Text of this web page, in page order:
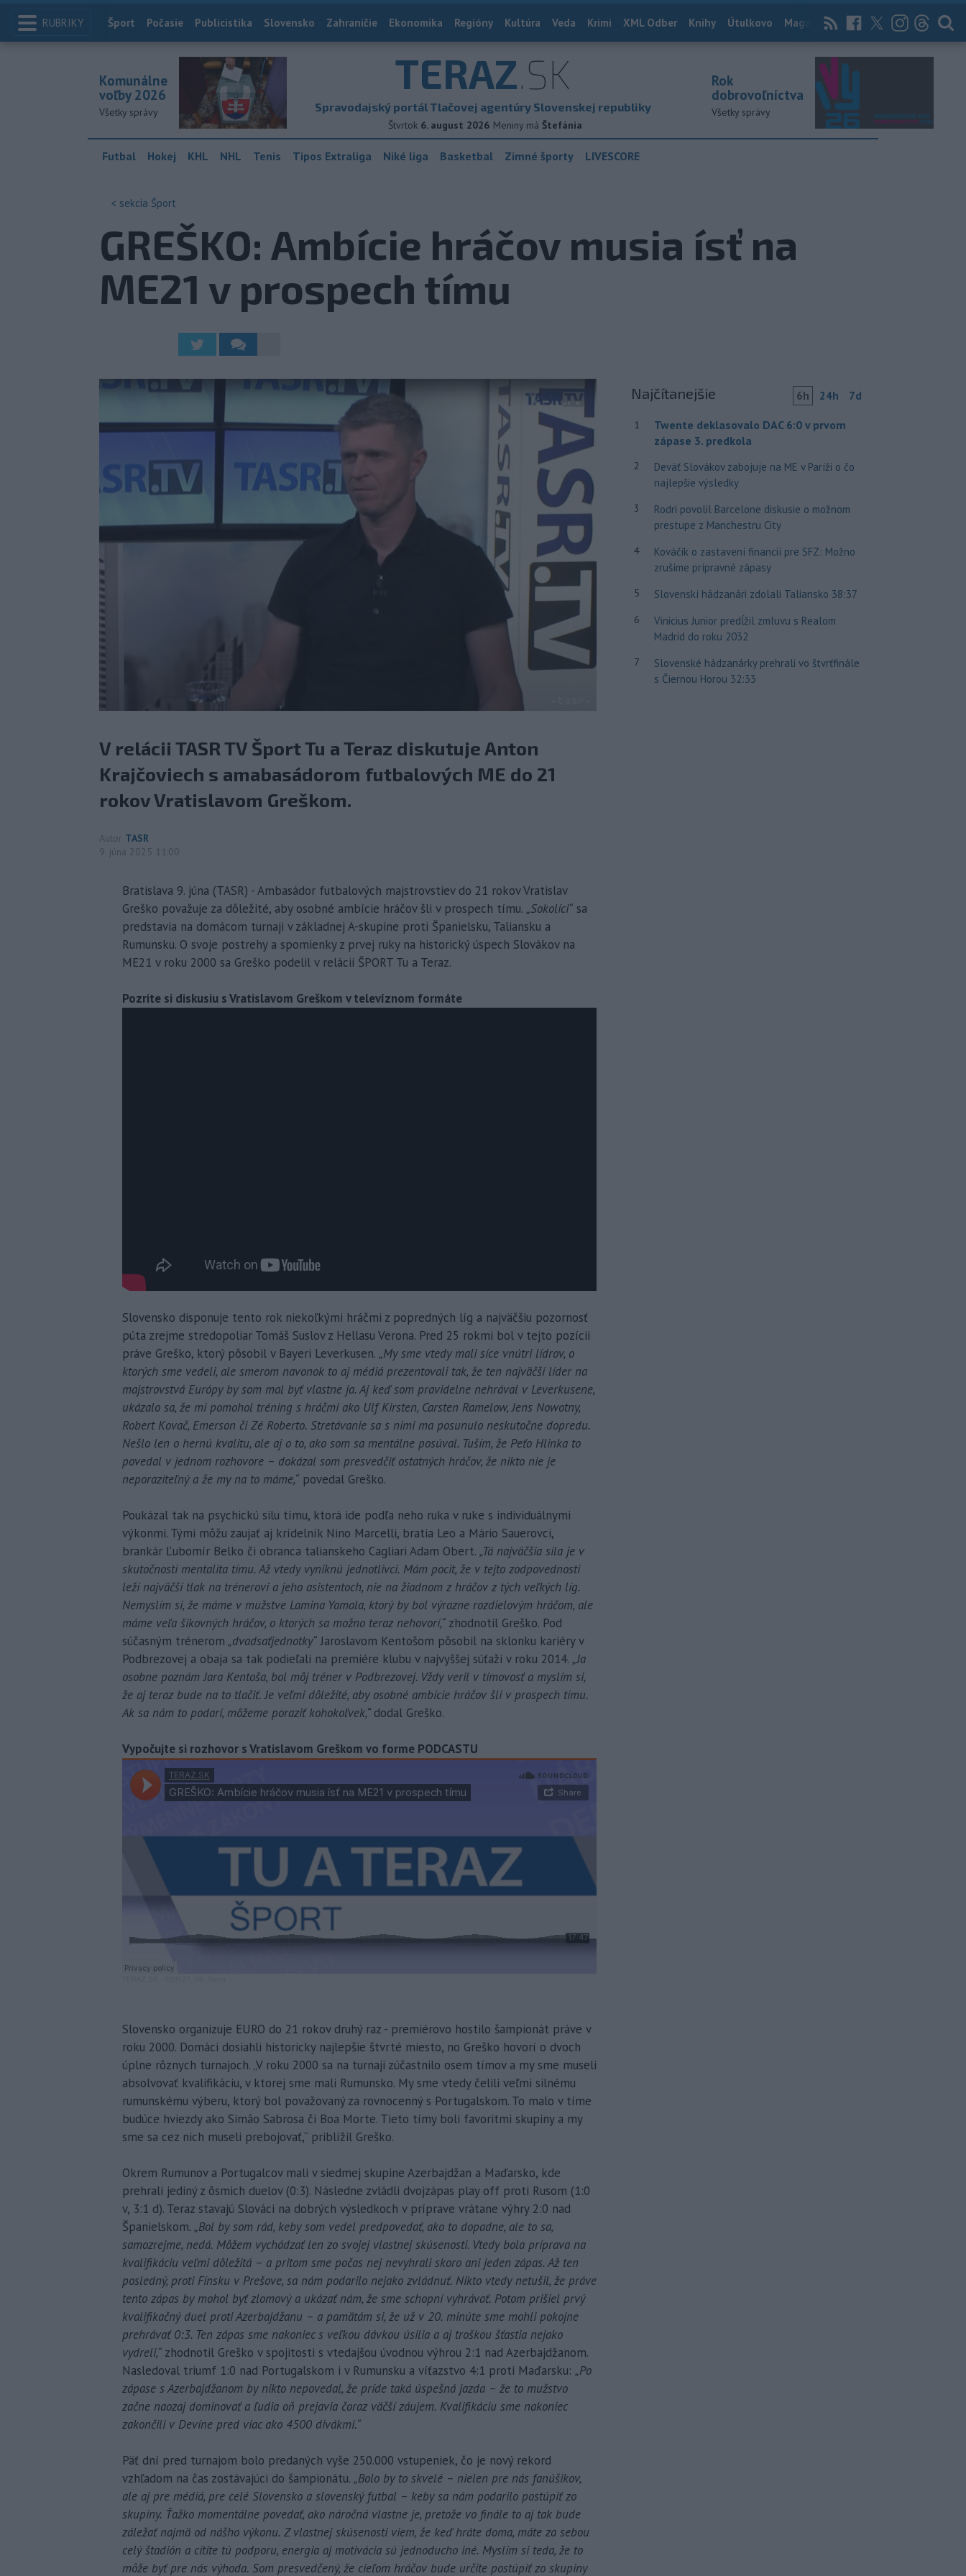
RUBRIKY Index
Šport Počasie Publicistika Slovensko Zahraničie Ekonomika Regióny Kultúra Veda Krimi XML Odber Knihy Útulkovo Magazín News Now Archív
TERAZ.SK
Spravodajský portál Tlačovej agentúry Slovenskej republiky
Štvrtok 6. august 2026 Meniny má Štefánia
Komunálne
voľby 2026
Všetky správy
Rok
dobrovoľníctva
Všetky správy
Futbal Hokej KHL NHL Tenis Tipos Extraliga Niké liga Basketbal Zimné športy LIVESCORE
< sekcia Šport
GREŠKO: Ambície hráčov musia ísť na
ME21 v prospech tímu
V relácii TASR TV Šport Tu a Teraz diskutuje Anton
Krajčoviech s amabasádorom futbalových ME do 21
rokov Vratislavom Greškom.
Autor TASR
9. júna 2025 11:00
Bratislava 9. júna (TASR) - Ambasádor futbalových majstrovstiev do 21 rokov Vratislav
Greško považuje za dôležité, aby osobné ambície hráčov šli v prospech tímu. „Sokolíci“ sa
predstavia na domácom turnaji v základnej A-skupine proti Španielsku, Taliansku a
Rumunsku. O svoje postrehy a spomienky z prvej ruky na historický úspech Slovákov na
ME21 v roku 2000 sa Greško podelil v relácii ŠPORT Tu a Teraz.
Pozrite si diskusiu s Vratislavom Greškom v televíznom formáte
Slovensko disponuje tento rok niekoľkými hráčmi z popredných líg a najväčšiu pozornosť
púta zrejme stredopoliar Tomáš Suslov z Hellasu Verona. Pred 25 rokmi bol v tejto pozícii
práve Greško, ktorý pôsobil v Bayeri Leverkusen. „My sme vtedy mali síce vnútri lídrov, o
ktorých sme vedeli, ale smerom navonok to aj médiá prezentovali tak, že ten najväčší líder na
majstrovstvá Európy by som mal byť vlastne ja. Aj keď som pravidelne nehrával v Leverkusene,
ukázalo sa, že mi pomohol tréning s hráčmi ako Ulf Kirsten, Carsten Ramelow, Jens Nowotny,
Robert Kovač, Emerson či Zé Roberto. Stretávanie sa s nimi ma posunulo neskutočne dopredu.
Nešlo len o hernú kvalitu, ale aj o to, ako som sa mentálne posúval. Tuším, že Peťo Hlinka to
povedal v jednom rozhovore – dokázal som presvedčiť ostatných hráčov, že nikto nie je
neporaziteľný a že my na to máme,“ povedal Greško.
Poukázal tak na psychickú silu tímu, ktorá ide podľa neho ruka v ruke s individuálnymi
výkonmi. Tými môžu zaujať aj krídelník Nino Marcelli, bratia Leo a Mário Sauerovci,
brankár Ľubomír Belko či obranca talianskeho Cagliari Adam Obert. „Tá najväčšia sila je v
skutočnosti mentalita tímu. Až vtedy vyniknú jednotlivci. Mám pocit, že v tejto zodpovednosti
leží najväčší tlak na trénerovi a jeho asistentoch, nie na žiadnom z hráčov z tých veľkých líg.
Nemyslím si, že máme v mužstve Lamina Yamala, ktorý by bol výrazne rozdielovým hráčom, ale
máme veľa šikovných hráčov, o ktorých sa možno teraz nehovorí,“ zhodnotil Greško. Pod
súčasným trénerom „dvadsaťjednotky“Jaroslavom Kentošom pôsobil na sklonku kariéry v
Podbrezovej a obaja sa tak podieľali na premiére klubu v najvyššej súťaži v roku 2014. „Ja
osobne poznám Jara Kentoša, bol môj tréner v Podbrezovej. Vždy veril v tímovosť a myslím si,
že aj teraz bude na to tlačiť. Je veľmi dôležité, aby osobné ambície hráčov šli v prospech tímu.
Ak sa nám to podarí, môžeme poraziť kohokoľvek,“ dodal Greško.
Vypočujte si rozhovor s Vratislavom Greškom vo forme PODCASTU
Slovensko organizuje EURO do 21 rokov druhý raz - premiérovo hostilo šampionát práve v
roku 2000. Domáci dosiahli historicky najlepšie štvrté miesto, no Greško hovorí o dvoch
úplne rôznych turnajoch. „V roku 2000 sa na turnaji zúčastnilo osem tímov a my sme museli
absolvovať kvalifikáciu, v ktorej sme mali Rumunsko. My sme vtedy čelili veľmi silnému
rumunskému výberu, ktorý bol považovaný za rovnocenný s Portugalskom. To malo v tíme
budúce hviezdy ako Simão Sabrosa či Boa Morte. Tieto tímy boli favoritmi skupiny a my
sme sa cez nich museli prebojovať,“ priblížil Greško.
Okrem Rumunov a Portugalcov mali v siedmej skupine Azerbajdžan a Maďarsko, kde
prehrali jediný z ôsmich duelov (0:3). Následne zvládli dvojzápas play off proti Rusom (1:0
v, 3:1 d). Teraz stavajú Slováci na dobrých výsledkoch v príprave vrátane výhry 2:0 nad
Španielskom. „Bol by som rád, keby som vedel predpovedať, ako to dopadne, ale to sa,
samozrejme, nedá. Môžem vychádzať len zo svojej vlastnej skúsenosti. Vtedy bola príprava na
kvalifikáciu veľmi dôležitá – a pritom sme počas nej nevyhrali skoro ani jeden zápas. Až ten
posledný, proti Fínsku v Prešove, sa nám podarilo nejako zvládnuť. Nikto vtedy netušil, že práve
tento zápas by mohol byť zlomový a ukázať nám, že sme schopní vyhrávať. Potom prišiel prvý
kvalifikačný duel proti Azerbajdžanu – a pamätám si, že už v 20. minúte sme mohli pokojne
prehrávať 0:3. Ten zápas sme nakoniec s veľkou dávkou úsilia a aj troškou šťastia nejako
vydreli,“ zhodnotil Greško v spojitosti s vtedajšou úvodnou výhrou 2:1 nad Azerbajdžanom.
Nasledoval triumf 1:0 nad Portugalskom i v Rumunsku a víťazstvo 4:1 proti Maďarsku: „Po
zápase s Azerbajdžanom by nikto nepovedal, že príde taká úspešná jazda – že to mužstvo
začne naozaj dominovať a ľudia oň prejavia čoraz väčší záujem. Kvalifikáciu sme nakoniec
zakončili v Devíne pred viac ako 4500 divákmi.“
Päť dní pred turnajom bolo predaných vyše 250.000 vstupeniek, čo je nový rekord
vzhľadom na čas zostávajúci do šampionátu. „Bolo by to skvelé – nielen pre nás fanúšikov,
ale aj pre médiá, pre celé Slovensko a slovenský futbal – keby sa nám podarilo postúpiť zo
skupiny. Ťažko momentálne povedať, ako náročná vlastne je, pretože vo finále to aj tak bude
záležať najmä od nášho výkonu. Z vlastnej skúsenosti viem, že keď hráte doma, máte za sebou
celý štadión a cítite tú podporu, energia aj motivácia sú jednoducho iné. Myslím si teda, že to
môže byť pre nás výhoda. Som presvedčený, že cieľom hráčov bude určite postúpiť zo skupiny
Najčítanejšie 6h 24h 7d
1
Twente deklasovalo DAC 6:0 v prvom
zápase 3. predkola
2
Deväť Slovákov zabojuje na ME v Paríži o čo
najlepšie výsledky
3
Rodri povolil Barcelone diskusie o možnom
prestupe z Manchestru City
4
Kováčik o zastavení financií pre SFZ: Možno
zrušíme prípravné zápasy
5 Slovenskí hádzanári zdolali Taliansko 38:37
6
Vinicius Junior predĺžil zmluvu s Realom
Madrid do roku 2032
7
Slovenské hádzanárky prehrali vo štvrťfinále
s Čiernou Horou 32:33